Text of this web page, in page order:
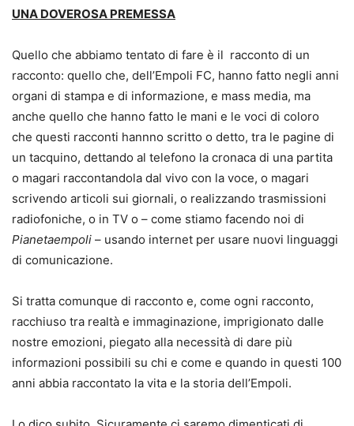
UNA DOVEROSA PREMESSA
Quello che abbiamo tentato di fare è il racconto di un
racconto: quello che, dell’Empoli FC, hanno fatto negli anni
organi di stampa e di informazione, e mass media, ma
anche quello che hanno fatto le mani e le voci di coloro
che questi racconti hannno scritto o detto, tra le pagine di
un tacquino, dettando al telefono la cronaca di una partita
o magari raccontandola dal vivo con la voce, o magari
scrivendo articoli sui giornali, o realizzando trasmissioni
radiofoniche, o in TV o – come stiamo facendo noi di
Pianetaempoli – usando internet per usare nuovi linguaggi
di comunicazione.
Si tratta comunque di racconto e, come ogni racconto,
racchiuso tra realtà e immaginazione, imprigionato dalle
nostre emozioni, piegato alla necessità di dare più
informazioni possibili su chi e come e quando in questi 100
anni abbia raccontato la vita e la storia dell’Empoli.